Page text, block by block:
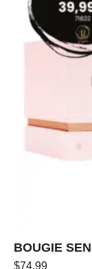
BOUGIE
$74.99